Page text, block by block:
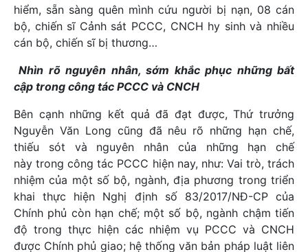
hiểm, sẵn sàng quên mình cứu người bị nạn, 08 cán
bộ, chiến sĩ Cảnh sát PCCC, CNCH hy sinh và nhiều
cán bộ, chiến sĩ bị thương…
Nhìn rõ nguyên nhân, sớm khắc phục những bất
cập trong công tác PCCC và CNCH
Bên cạnh những kết quả đã đạt được, Thứ trưởng
Nguyễn Văn Long cũng đã nêu rõ những hạn chế,
thiếu sót và nguyên nhân của những hạn chế
này trong công tác PCCC hiện nay, như: Vai trò, trách
nhiệm của một số bộ, ngành, địa phương trong triển
khai thực hiện Nghị định số 83/2017/NĐ-CP của
Chính phủ còn hạn chế; một số bộ, ngành chậm tiến
độ trong thực hiện các nhiệm vụ PCCC và CNCH
được Chính phủ giao; hệ thống văn bản pháp luật liên